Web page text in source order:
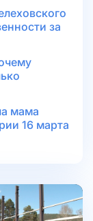
за
мама
16 марта